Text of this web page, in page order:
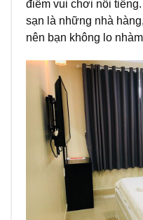
điểm vui chơi nổi
sạn là những nhà
nên bạn không lo